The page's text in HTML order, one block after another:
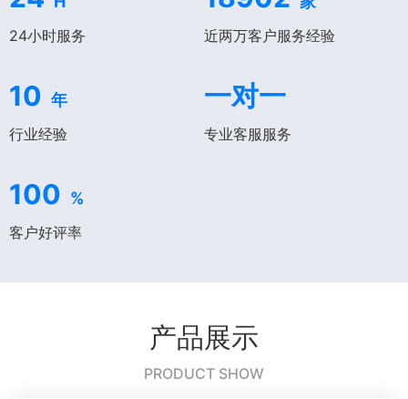
24小时服务 近两万客户服务经验
10 年
行业经验
一对一
专业客服服务
100 %
客户好评率
产品展示
PRODUCT SHOW